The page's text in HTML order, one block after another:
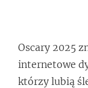
Oscary 2025
internetowe
którzy lubią